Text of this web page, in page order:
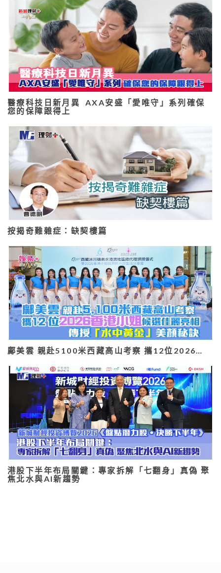
醫療科技日新月異 AXA安盛「愛唯守」系列確保
您的保障跟得上
按揭奇難雜症：缺契樓篇
鄺美雲 親赴5100米西藏高山考察 攜12位2026…
港股下半年布局關鍵：專家拆解「七翻身」真偽 聚
焦北水與AI新趨勢